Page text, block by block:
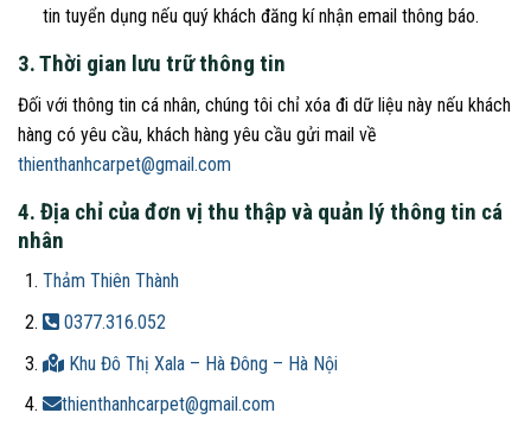
tin tuyển dụng nếu quý khách đăng kí nhận email thông báo.
3. Thời gian lưu trữ thông tin
Đối với thông tin cá nhân, chúng tôi chỉ xóa đi dữ liệu này nếu khách
hàng có yêu cầu, khách hàng yêu cầu gửi mail về
thienthanhcarpet@gmail.com
4. Địa chỉ của đơn vị thu thập và quản lý thông tin cá
nhân
Thảm Thiên Thành
0377.316.052
Khu Đô Thị Xala – Hà Đông – Hà Nội
thienthanhcarpet@gmail.com